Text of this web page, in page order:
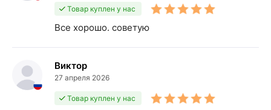
Товар куплен у нас
Все хорошо. советую
Виктор
27 апреля 2026
Товар куплен у нас